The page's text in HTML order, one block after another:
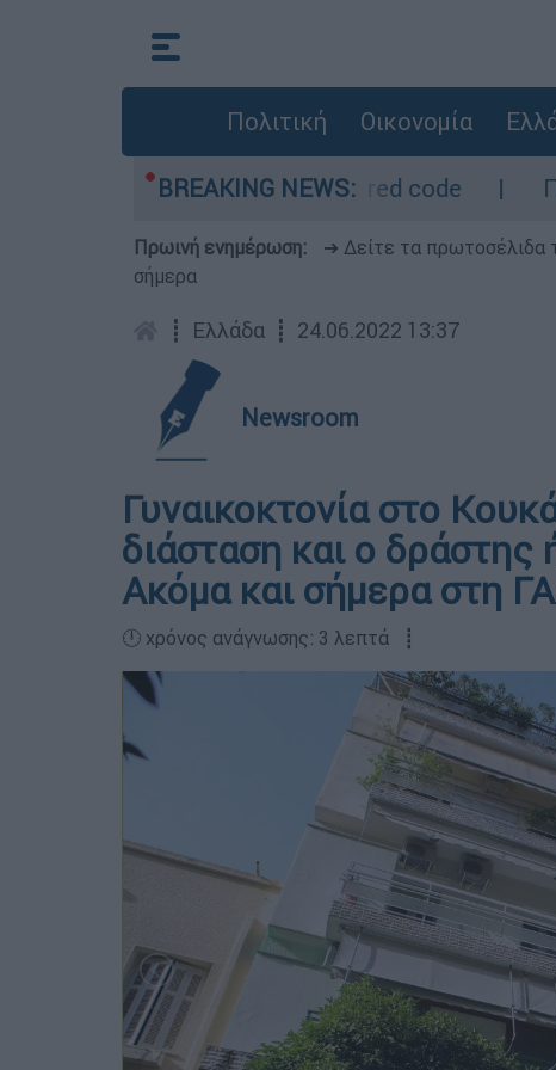
Πολιτική Οικονομία
BREAKING NEWS:
- Οι περιοχές σε red code Πέθανε σε
Πρωινή ενημέρωση: ➔ Δείτε τα πρωτοσέλιδα
σήμερα
┋ Ελλάδα ┋ 24.06.2022 13:37
Newsroom
Γυναικοκτονία στο
διάσταση και ο
Ακόμα και σήμερα στη
🕛 χρόνος ανάγνωσης: 3 λεπτά ┋